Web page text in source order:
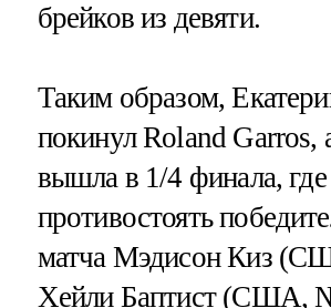
брейков из девяти.
Таким образом,
покинул Roland Garros,
вышла в 1/4 финала, где
противостоять
матча Мэдисон Киз
Хейли Баптист (США,